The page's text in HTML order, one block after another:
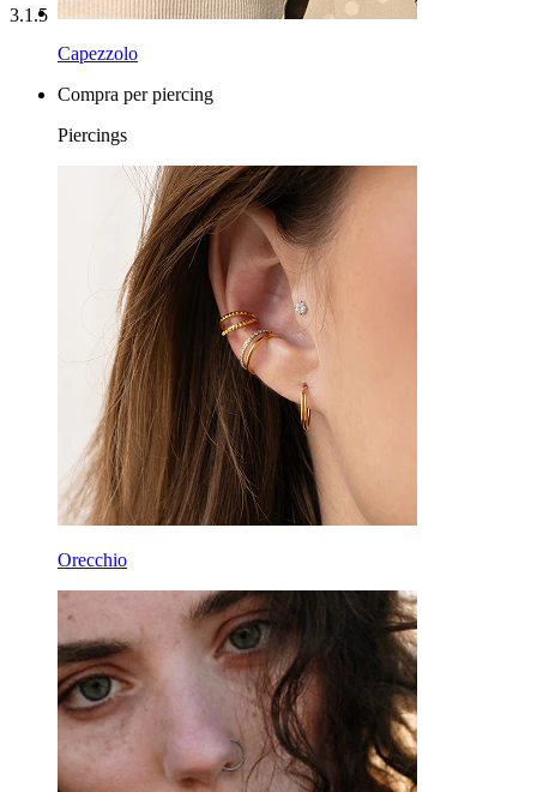
Capezzolo
Compra per piercing
Piercings
Orecchio
3.1.5